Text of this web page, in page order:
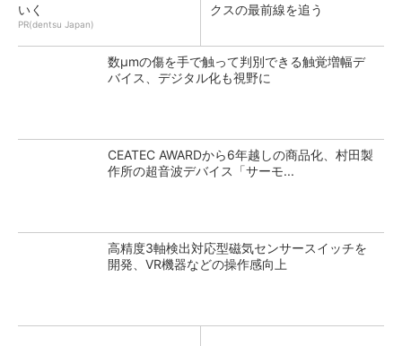
いく
PR(dentsu Japan)
クスの最前線を追う
数μmの傷を手で触って判別できる触覚増幅デ
バイス、デジタル化も視野に
CEATEC AWARDから6年越しの商品化、村田製
作所の超音波デバイス「サーモ...
高精度3軸検出対応型磁気センサースイッチを
開発、VR機器などの操作感向上